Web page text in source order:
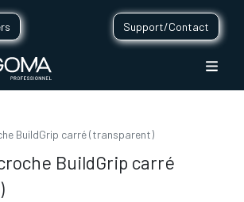
Support/Contact
BuildGrip carré (transparent)
BuildGrip carré